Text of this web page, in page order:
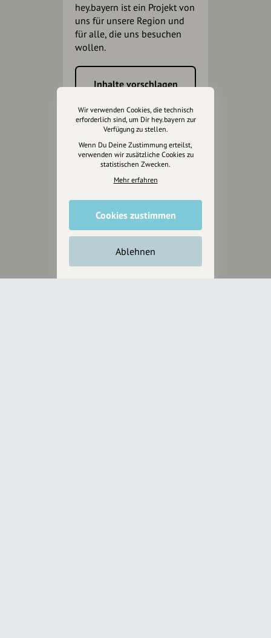
hey.bayern ist ein Projekt von
uns für unsere Region und
für alle, die uns besuchen
wollen.
Inhalte vorschlagen
Jetzt unterstützen
Wir können leider keine
Spendenquittung ausstellen.
Wir verwenden Cookies, die technisch
erforderlich sind, um Dir hey.bayern zur
Verfügung zu stellen.
Wenn Du Deine Zustimmung erteilst,
verwenden wir zusätzliche Cookies zu
statistischen Zwecken.
Mehr erfahren
Cookies zustimmen
Ablehnen